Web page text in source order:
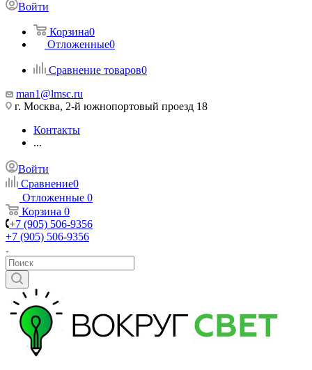
Войти
Корзина0
Отложенные0
Сравнение товаров0
man1@lmsc.ru
г. Москва, 2-й южнопортовый проезд 18
Контакты
...
Войти
Сравнение0
Отложенные 0
Корзина 0
+7 (905) 506-9356
+7 (905) 506-9356